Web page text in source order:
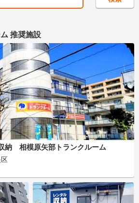
推奨施設
納 相模原矢部トランクルーム